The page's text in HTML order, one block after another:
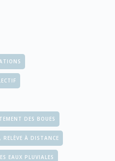
DES BOUES
À DISTANCE
EAUX PLUVIALES